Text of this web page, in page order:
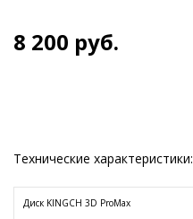
8 200 руб.
Технические характеристики:
Диск KINGCH 3D ProMax